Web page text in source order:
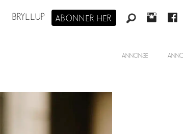
BRYLLUP ABONNER HER
ANNONSE